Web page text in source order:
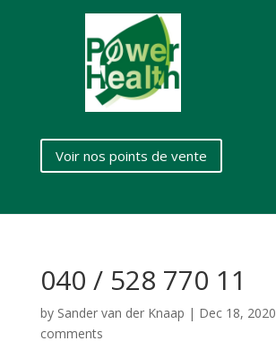
Voir nos points de vente
040 / 528 770 11
by Sander van der Knaap | Dec 18, 2020
comments